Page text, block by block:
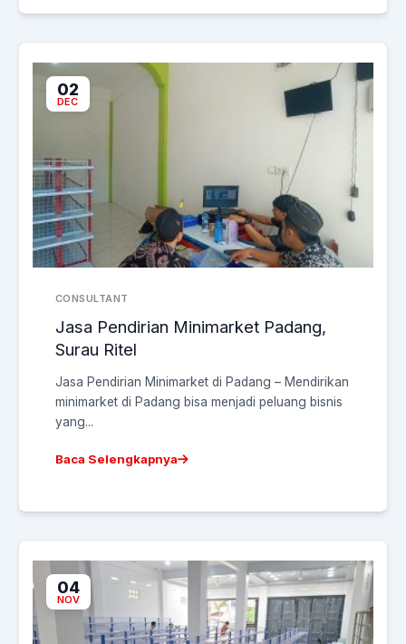
02
DEC
CONSULTANT
Jasa Pendirian Minimarket Padang,
Surau Ritel
Jasa Pendirian Minimarket di Padang – Mendirikan
minimarket di Padang bisa menjadi peluang bisnis
yang...
Baca Selengkapnya
04
NOV